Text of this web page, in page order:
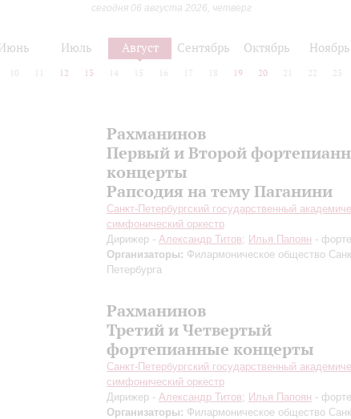
сегодня 06 августа 2026, четверг
Июль Август Сентябрь Октябрь Ноябрь
10 12 13 14 15 16 17 18 19 20 21 22 23
Рахманинов
Первый и Второй
концерты
Рапсодия на тему Паганини
Санкт-Петербургский государственный
симфонический оркестр
Дирижер - Александр Титов; Илья Папоян -
Организаторы: Филармоническое общество
Петербурга
Рахманинов
Третий и Четвертый
фортепианные концерты
Санкт-Петербургский государственный
симфонический оркестр
Дирижер - Александр Титов; Илья Папоян -
Организаторы: Филармоническое общество